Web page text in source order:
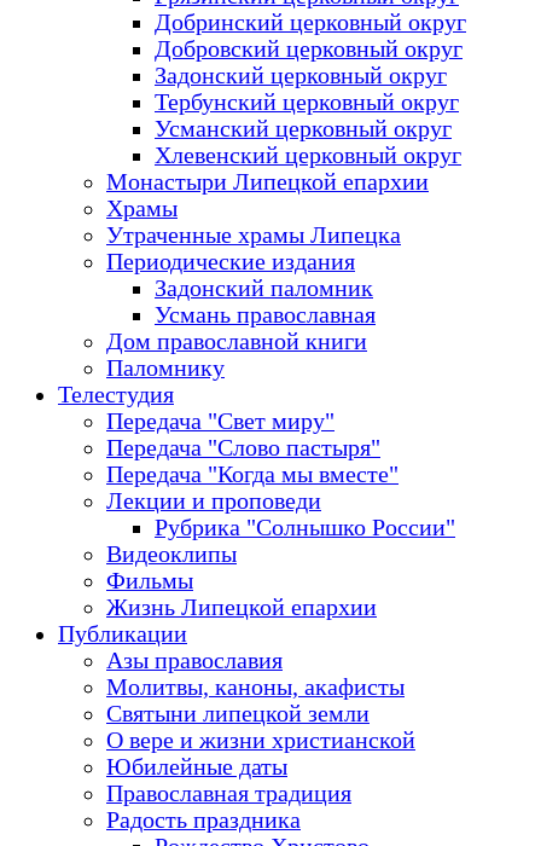
Добринский церковный округ
Добровский церковный округ
Задонский церковный округ
Тербунский церковный округ
Усманский церковный округ
Хлевенский церковный округ
Монастыри Липецкой епархии
Храмы
Утраченные храмы Липецка
Периодические издания
Задонский паломник
Усмань православная
Дом православной книги
Паломнику
Телестудия
Передача "Свет миру"
Передача "Слово пастыря"
Передача "Когда мы вместе"
Лекции и проповеди
Рубрика "Солнышко России"
Видеоклипы
Фильмы
Жизнь Липецкой епархии
Публикации
Азы православия
Молитвы, каноны, акафисты
Святыни липецкой земли
О вере и жизни христианской
Юбилейные даты
Православная традиция
Радость праздника